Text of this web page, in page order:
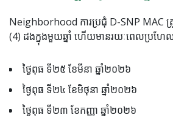
Neighborhood ការប្រជុំ D-SNP MAC ត្
(4) ដងក្នុងមួយឆ្នាំ ហើយមានរយៈពេលប្រហែ
ថ្ងៃពុធ ទី២៥ ខែមីនា ឆ្នាំ២០២៦
ថ្ងៃពុធ ទី២៤ ខែមិថុនា ឆ្នាំ២០២៦
ថ្ងៃពុធ ទី២៣ ខែកញ្ញា ឆ្នាំ២០២៦